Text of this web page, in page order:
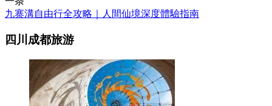
九寨溝自由行全攻略｜人間仙境深度體驗指南
四川成都旅游